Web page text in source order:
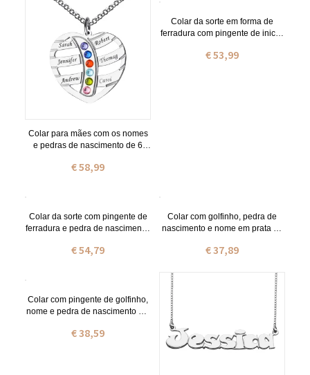
Colar para mães com os nomes
e pedras de nascimento de 6
€ 58,99
Colar da sorte em forma de
ferradura com pingente de inicial
€ 53,99
Colar da sorte com pingente de
ferradura e pedra de nascimento,
€ 54,79
Colar com golfinho, pedra de
nascimento e nome em prata de
€ 37,89
Colar com pingente de golfinho,
nome e pedra de nascimento em
€ 38,59